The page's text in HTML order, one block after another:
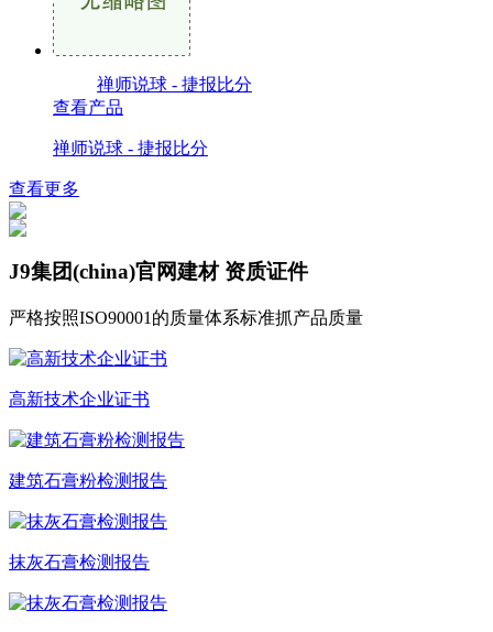
禅师说球 - 捷报比分
查看产品
禅师说球 - 捷报比分
查看更多
J9集团(china)官网建材 资质证件
严格按照ISO90001的质量体系标准抓产品质量
高新技术企业证书
建筑石膏粉检测报告
抹灰石膏检测报告